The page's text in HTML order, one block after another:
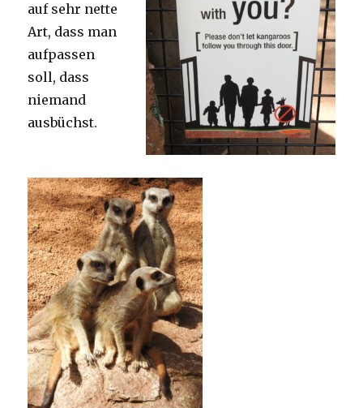
auf sehr nette
Art, dass man
aufpassen
soll, dass
niemand
ausbüchst.